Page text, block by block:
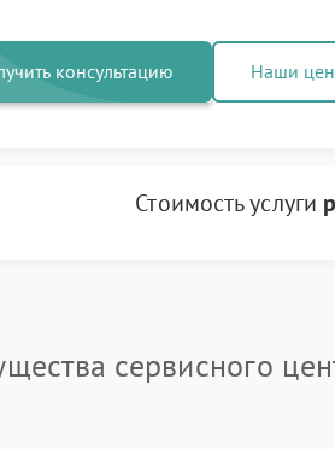
консультацию Наши
Стоимость услуги
сервисного